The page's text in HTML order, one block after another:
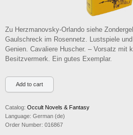
Zu Herzmanovsky-Orlando siehe
Gaulschreck im Rosennetz. Lustspiele
Genien. Cavaliere Huscher. – Vorsatz mit
Besitzvermerk. Ein gutes Exemplar.
Catalog: Occult Novels & Fantasy
Language: German (de)
Order Number: 016867